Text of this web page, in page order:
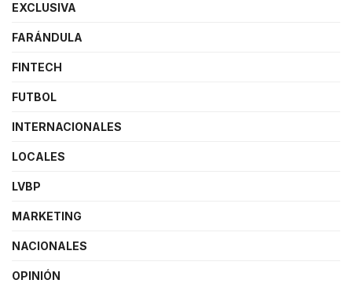
EXCLUSIVA
FARÁNDULA
FINTECH
FUTBOL
INTERNACIONALES
LOCALES
LVBP
MARKETING
NACIONALES
OPINIÓN